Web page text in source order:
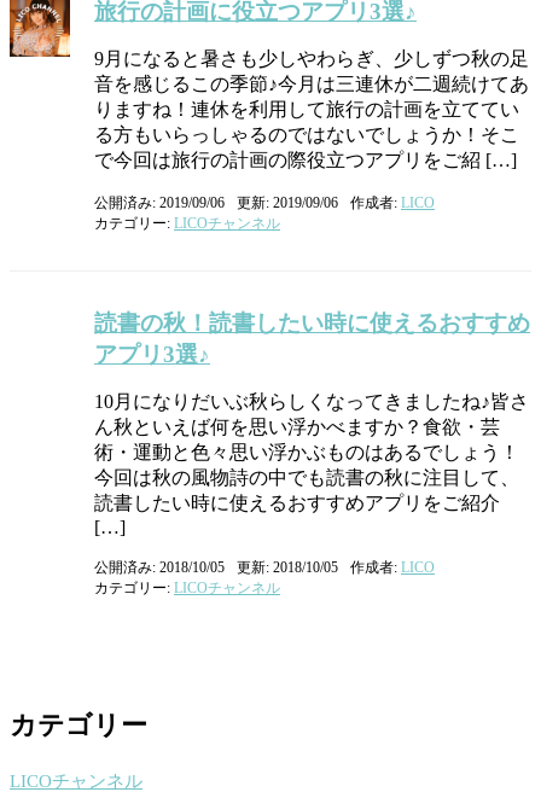
旅行の計画に役立つアプリ3選♪
9月になると暑さも少しやわらぎ、少しずつ秋の足
音を感じるこの季節♪今月は三連休が二週続けてあ
りますね！連休を利用して旅行の計画を立ててい
る方もいらっしゃるのではないでしょうか！そこ
で今回は旅行の計画の際役立つアプリをご紹 […]
公開済み: 2019/09/06 更新: 2019/09/06 作成者: LICO
カテゴリー: LICOチャンネル
読書の秋！読書したい時に使えるおすすめ
アプリ3選♪
10月になりだいぶ秋らしくなってきましたね♪皆さ
ん秋といえば何を思い浮かべますか？食欲・芸
術・運動と色々思い浮かぶものはあるでしょう！
今回は秋の風物詩の中でも読書の秋に注目して、
読書したい時に使えるおすすめアプリをご紹介
[…]
公開済み: 2018/10/05 更新: 2018/10/05 作成者: LICO
カテゴリー: LICOチャンネル
カテゴリー
LICOチャンネル